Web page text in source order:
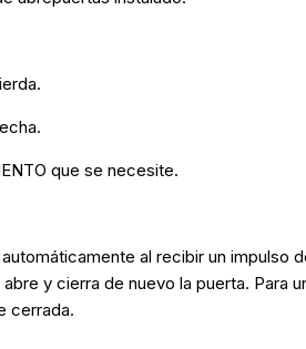
que se necesite.
al recibir un impulso
y cierra de nuevo la puerta. Para
cerrada.